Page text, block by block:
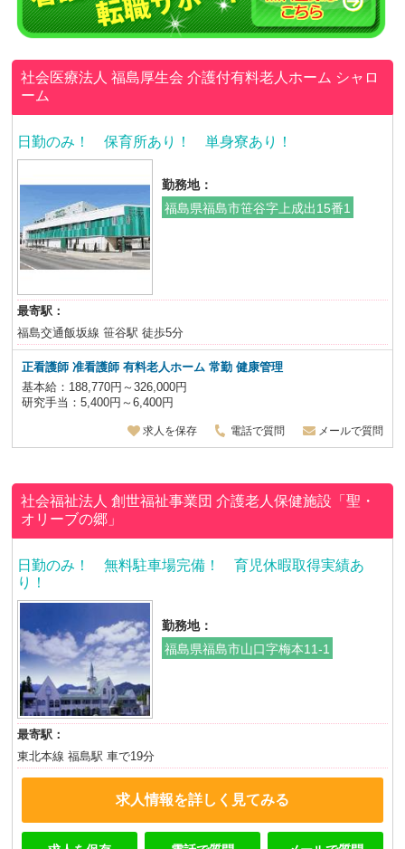
社会医療法人 福島厚生会介護付有料老人ホーム シャロ
ーム
日勤のみ！ 保育所あり！ 単身寮あり！
勤務地：
福島県福島市笹谷字上成出15番1
最寄駅：
福島交通飯坂線 笹谷駅 徒歩5分
正看護師 准看護師 有料老人ホーム 常勤 健康管理
基本給：188,770円～326,000円
研究手当：5,400円～6,400円
求人を保存 電話で質問 メールで質問
社会福祉法人 創世福祉事業団介護老人保健施設「聖・
オリーブの郷」
日勤のみ！ 無料駐車場完備！ 育児休暇取得実績あ
り！
勤務地：
福島県福島市山口字梅本11-1
最寄駅：
東北本線 福島駅 車で19分
求人情報を詳しく見てみる